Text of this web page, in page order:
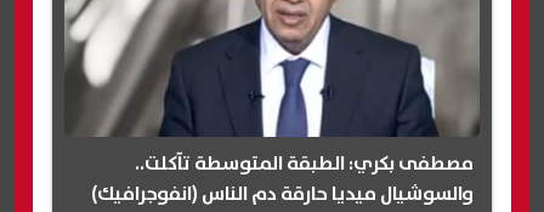
مصطفى بكري: الطبقة المتوسطة تآكلت..
والسوشيال ميديا حارقة دم الناس (انفوجرافيك)